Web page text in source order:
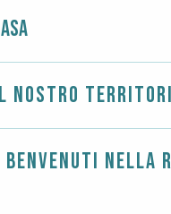
nostro
Benvenuti nella